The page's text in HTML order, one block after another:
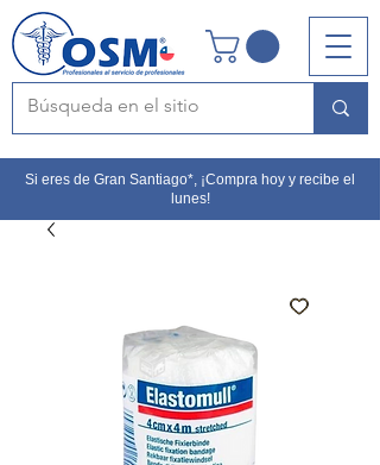
Si eres de Gran Santiago*, ¡Compra hoy y recibe el
lunes!